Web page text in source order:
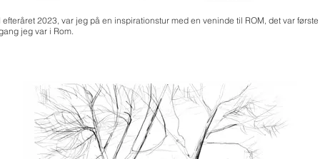
efteråret 2023, var jeg på en inspirationstur med en veninde til ROM, det var første
jeg var i Rom.